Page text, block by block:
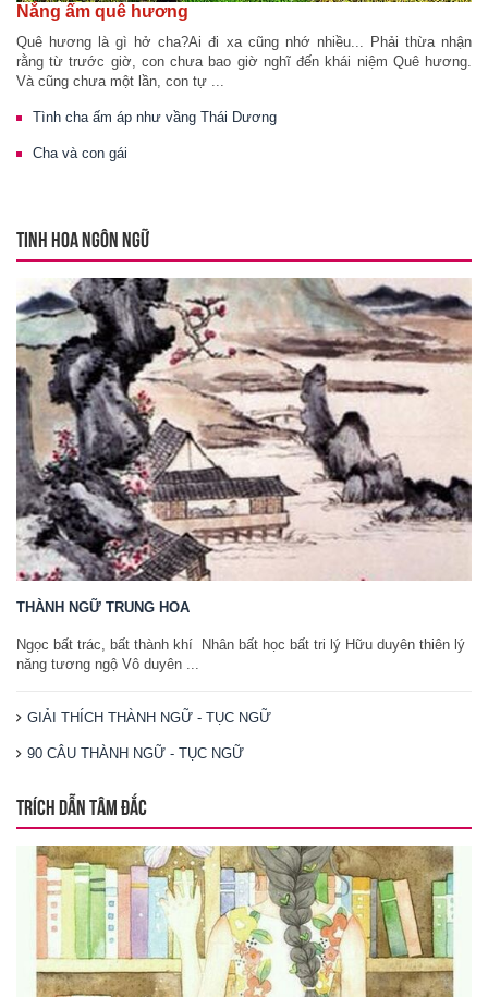
Nắng ấm quê hương
Quê hương là gì hở cha?Ai đi xa cũng nhớ nhiều... Phải thừa nhận
rằng từ trước giờ, con chưa bao giờ nghĩ đến khái niệm Quê hương.
Và cũng chưa một lần, con tự ...
Tình cha ấm áp như vầng Thái Dương
Cha và con gái
TINH HOA NGÔN NGỮ
THÀNH NGỮ TRUNG HOA
Ngọc bất trác, bất thành khí Nhân bất học bất tri lý Hữu duyên thiên lý
năng tương ngộ Vô duyên ...
GIẢI THÍCH THÀNH NGỮ - TỤC NGỮ
90 CÂU THÀNH NGỮ - TỤC NGỮ
TRÍCH DẪN TÂM ĐẮC